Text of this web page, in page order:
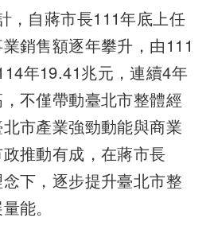
自蔣市長111年底上任
銷售額逐年攀升，由111
年19.41兆元，連續4年
不僅帶動臺北市整體經
市產業強勁動能與商業
推動有成，在蔣市長
念下，逐步提升臺北市整
能。